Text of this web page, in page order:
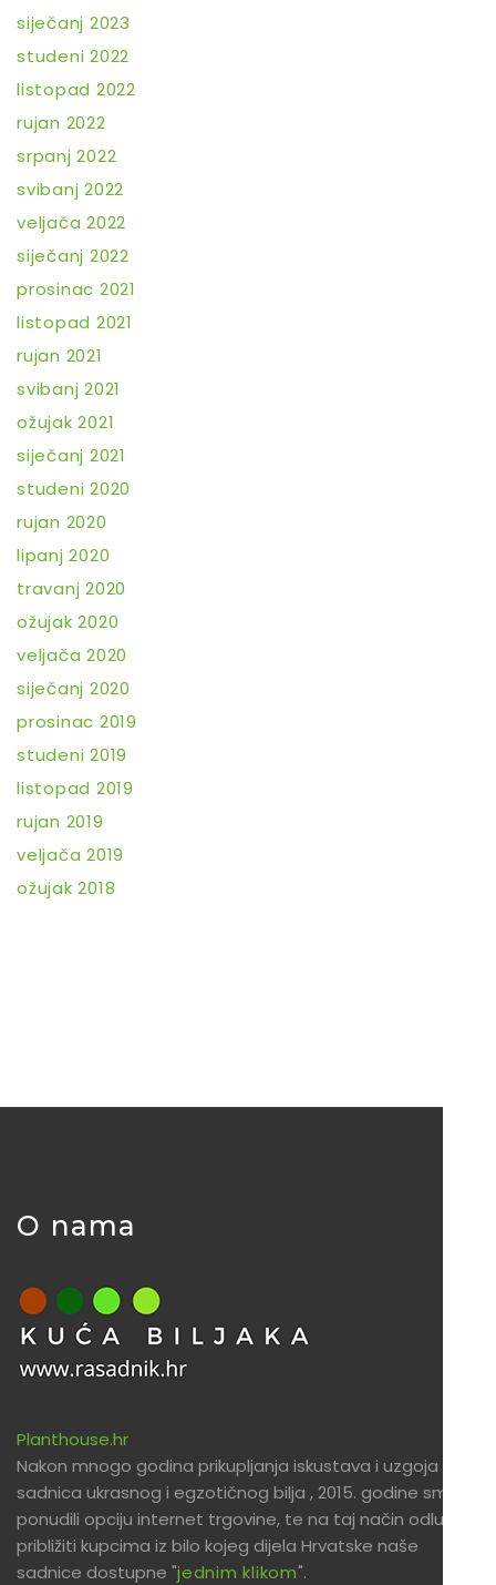
siječanj 2023
studeni 2022
listopad 2022
rujan 2022
srpanj 2022
svibanj 2022
veljača 2022
siječanj 2022
prosinac 2021
listopad 2021
rujan 2021
svibanj 2021
ožujak 2021
siječanj 2021
studeni 2020
rujan 2020
lipanj 2020
travanj 2020
ožujak 2020
veljača 2020
siječanj 2020
prosinac 2019
studeni 2019
listopad 2019
rujan 2019
veljača 2019
ožujak 2018
O nama
Planthouse.hr
Nakon mnogo godina prikupljanja iskustava i uzgoja
sadnica ukrasnog i egzotičnog bilja , 2015. godine smo
ponudili opciju internet trgovine, te na taj način odlučili
približiti kupcima iz bilo kojeg dijela Hrvatske naše
sadnice dostupne "jednim klikom".